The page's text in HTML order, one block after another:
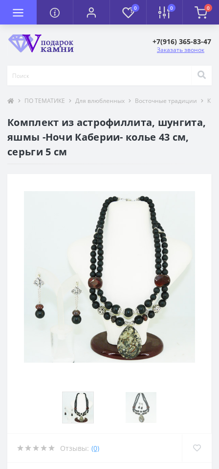
0 0 0
+7(916) 365-83-47
Заказать звонок
ПО ТЕМАТИКЕ Для влюбленных Восточные традиции К
Комплект из астрофиллита, шунгита,
яшмы -Ночи Каберии- колье 43 см,
серьги 5 см
Отзывы: (0)